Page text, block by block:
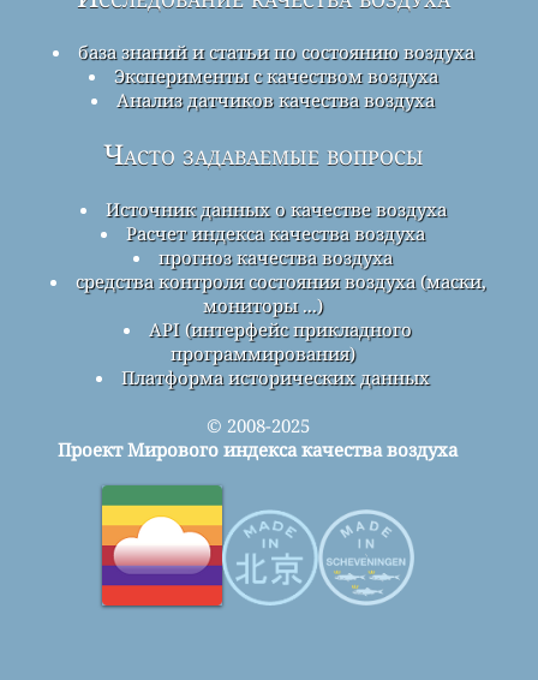
база знаний и статьи по состоянию воздуха
Эксперименты с качеством воздуха
Анализ датчиков качества воздуха
Часто задаваемые вопросы
Источник данных о качестве воздуха
Расчет индекса качества воздуха
прогноз качества воздуха
средства контроля состояния воздуха (маски,
мониторы ...)
API (интерфейс прикладного
программирования)
Платформа исторических данных
© 2008-2025
Проект Мирового индекса качества воздуха